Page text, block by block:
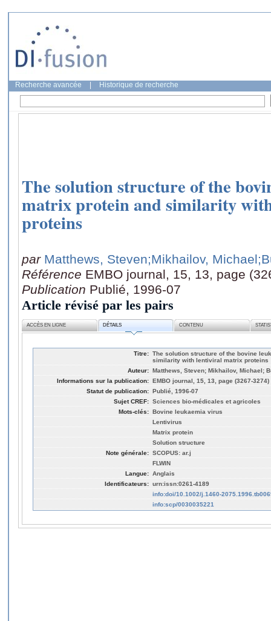
Recherche avancée Historique de recherche
The solution structure of the
matrix protein and similarity
proteins
par Matthews, Steven;Mikhailov, Michael
Référence EMBO journal, 15, 13, page
Publication Publié, 1996-07
Article révisé par les pairs
ACCÈS EN LIGNE DÉTAILS CONTENU
Titre: The solution structure of the bovine
similarity with lentiviral matrix proteins
Auteur: Matthews, Steven; Mikhailov, Michael;
Informations sur la publication: EMBO journal, 15, 13, page (3267-3274)
Statut de publication: Publié, 1996-07
Sujet CREF: Sciences bio-médicales et agricoles
Mots-clés: Bovine leukaemia virus
Lentivirus
Matrix protein
Solution structure
Note générale: SCOPUS: ar.j
FLWIN
Langue: Anglais
Identificateurs: urn:issn:0261-4189
info:doi/10.1002/j.1460-
info:scp/0030035221